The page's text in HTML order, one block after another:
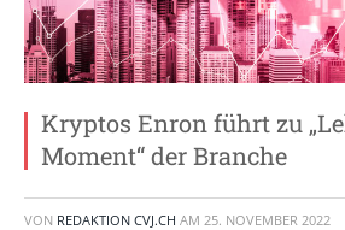
Kryptos Enron führt zu
Moment“ der Branche
VON REDAKTION CVJ.CH AM 25. NOVEMBER 2022